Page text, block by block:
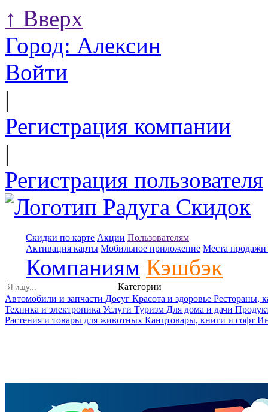
↑ Вверх
Город: Алексин
Войти
|
Регистрация компании
|
Регистрация пользователя
Скидки по карте Акции Пользователям
Активация карты Мобильное приложение Места продажи
Компаниям Кэшбэк
Категории
Автомобили и запчасти Досуг Красота и здоровье Рестораны,
Техника и электроника Услуги Туризм Для дома и дачи
Растения и товары для животных Канцтовары, книги и софт